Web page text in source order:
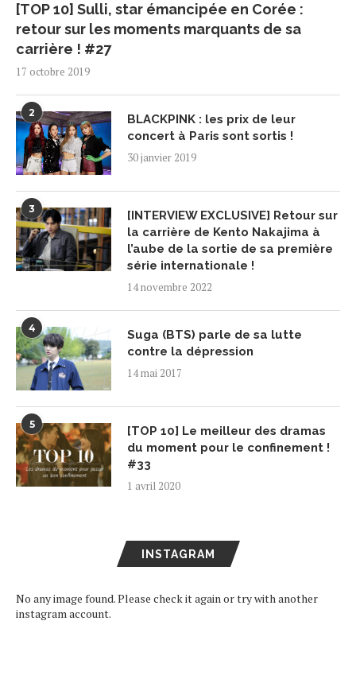
[TOP 10] Sulli, star émancipée en Corée :
retour sur les moments marquants de sa
carrière ! #27
17 octobre 2019
2
BLACKPINK : les prix de leur
concert à Paris sont sortis !
30 janvier 2019
3
[INTERVIEW EXCLUSIVE] Retour sur
la carrière de Kento Nakajima à
l’aube de la sortie de sa première
série internationale !
14 novembre 2022
4
Suga (BTS) parle de sa lutte
contre la dépression
14 mai 2017
5
[TOP 10] Le meilleur des dramas
du moment pour le confinement !
#33
1 avril 2020
INSTAGRAM
No any image found. Please check it again or try with another
instagram account.